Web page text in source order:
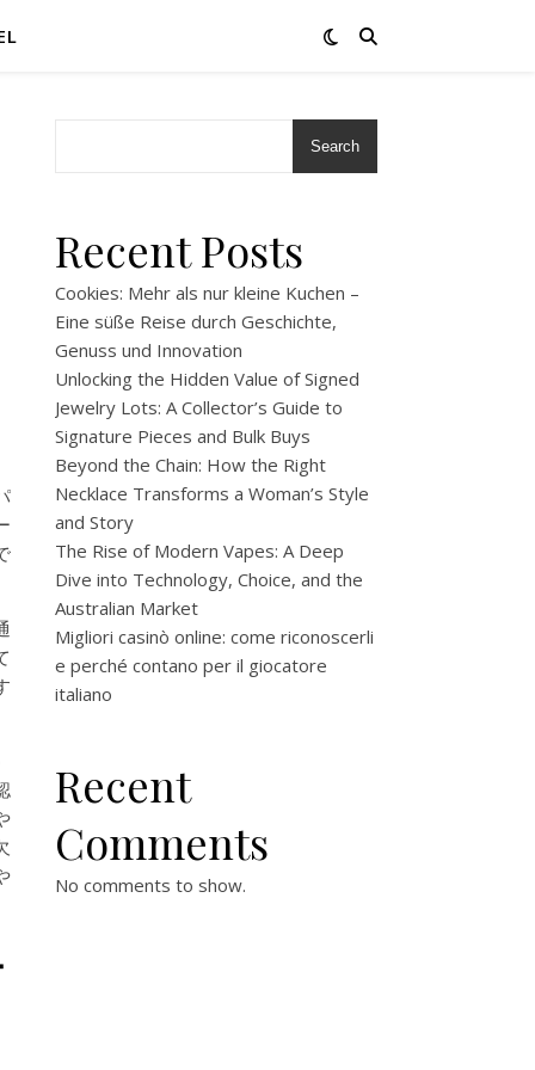
Search
Recent Posts
Cookies: Mehr als nur kleine Kuchen –
Eine süße Reise durch Geschichte,
Genuss und Innovation
Unlocking the Hidden Value of Signed
Jewelry Lots: A Collector’s Guide to
Signature Pieces and Bulk Buys
Beyond the Chain: How the Right
Necklace Transforms a Woman’s Style
and Story
The Rise of Modern Vapes: A Deep
Dive into Technology, Choice, and the
Australian Market
Migliori casinò online: come riconoscerli
e perché contano per il giocatore
italiano
Recent
Comments
No comments to show.